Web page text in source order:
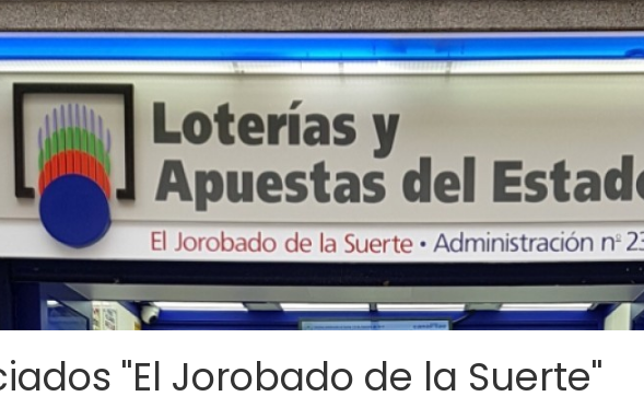
"El Jorobado de la Suerte"